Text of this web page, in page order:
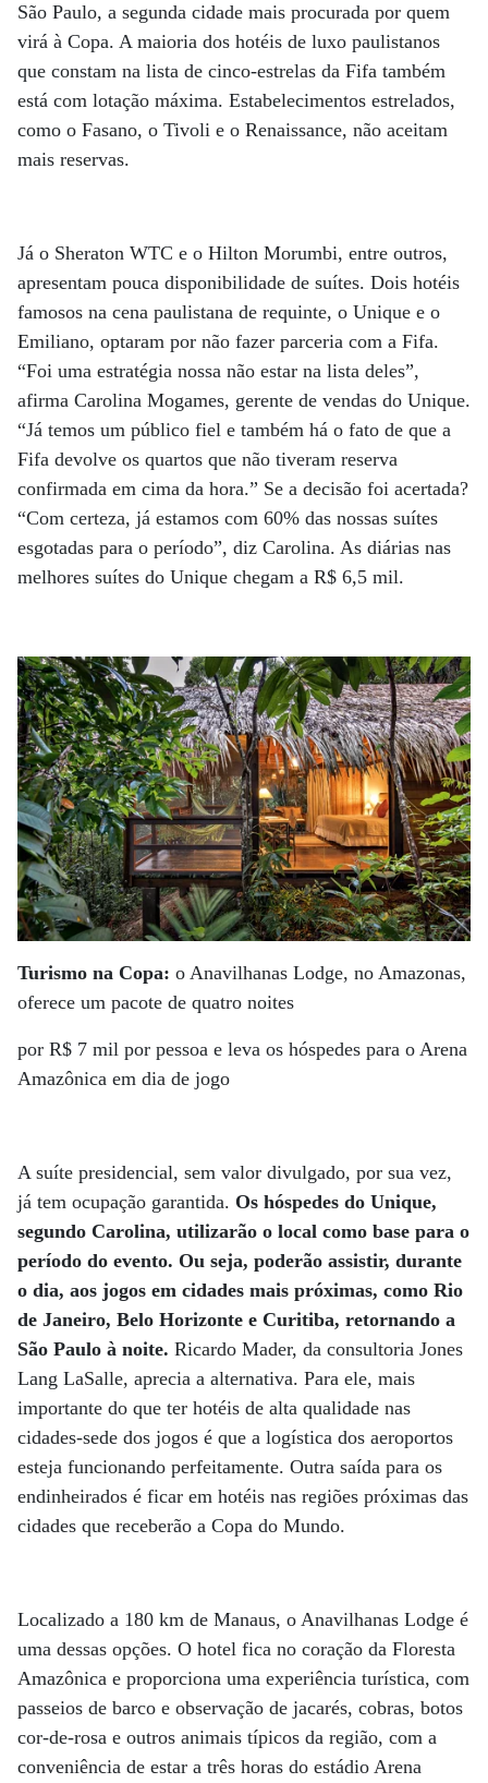
São Paulo, a segunda cidade mais procurada por quem
virá à Copa. A maioria dos hotéis de luxo paulistanos
que constam na lista de cinco-estrelas da Fifa também
está com lotação máxima. Estabelecimentos estrelados,
como o Fasano, o Tivoli e o Renaissance, não aceitam
mais reservas.
Já o Sheraton WTC e o Hilton Morumbi, entre outros,
apresentam pouca disponibilidade de suítes. Dois hotéis
famosos na cena paulistana de requinte, o Unique e o
Emiliano, optaram por não fazer parceria com a Fifa.
“Foi uma estratégia nossa não estar na lista deles”,
afirma Carolina Mogames, gerente de vendas do Unique.
“Já temos um público fiel e também há o fato de que a
Fifa devolve os quartos que não tiveram reserva
confirmada em cima da hora.” Se a decisão foi acertada?
“Com certeza, já estamos com 60% das nossas suítes
esgotadas para o período”, diz Carolina. As diárias nas
melhores suítes do Unique chegam a R$ 6,5 mil.
Turismo na Copa: o Anavilhanas Lodge, no Amazonas,
oferece um pacote de quatro noites
por R$ 7 mil por pessoa e leva os hóspedes para o Arena
Amazônica em dia de jogo
A suíte presidencial, sem valor divulgado, por sua vez,
já tem ocupação garantida. Os hóspedes do Unique,
segundo Carolina, utilizarão o local como base para o
período do evento. Ou seja, poderão assistir, durante
o dia, aos jogos em cidades mais próximas, como Rio
de Janeiro, Belo Horizonte e Curitiba, retornando a
São Paulo à noite. Ricardo Mader, da consultoria Jones
Lang LaSalle, aprecia a alternativa. Para ele, mais
importante do que ter hotéis de alta qualidade nas
cidades-sede dos jogos é que a logística dos aeroportos
esteja funcionando perfeitamente. Outra saída para os
endinheirados é ficar em hotéis nas regiões próximas das
cidades que receberão a Copa do Mundo.
Localizado a 180 km de Manaus, o Anavilhanas Lodge é
uma dessas opções. O hotel fica no coração da Floresta
Amazônica e proporciona uma experiência turística, com
passeios de barco e observação de jacarés, cobras, botos
cor-de-rosa e outros animais típicos da região, com a
conveniência de estar a três horas do estádio Arena